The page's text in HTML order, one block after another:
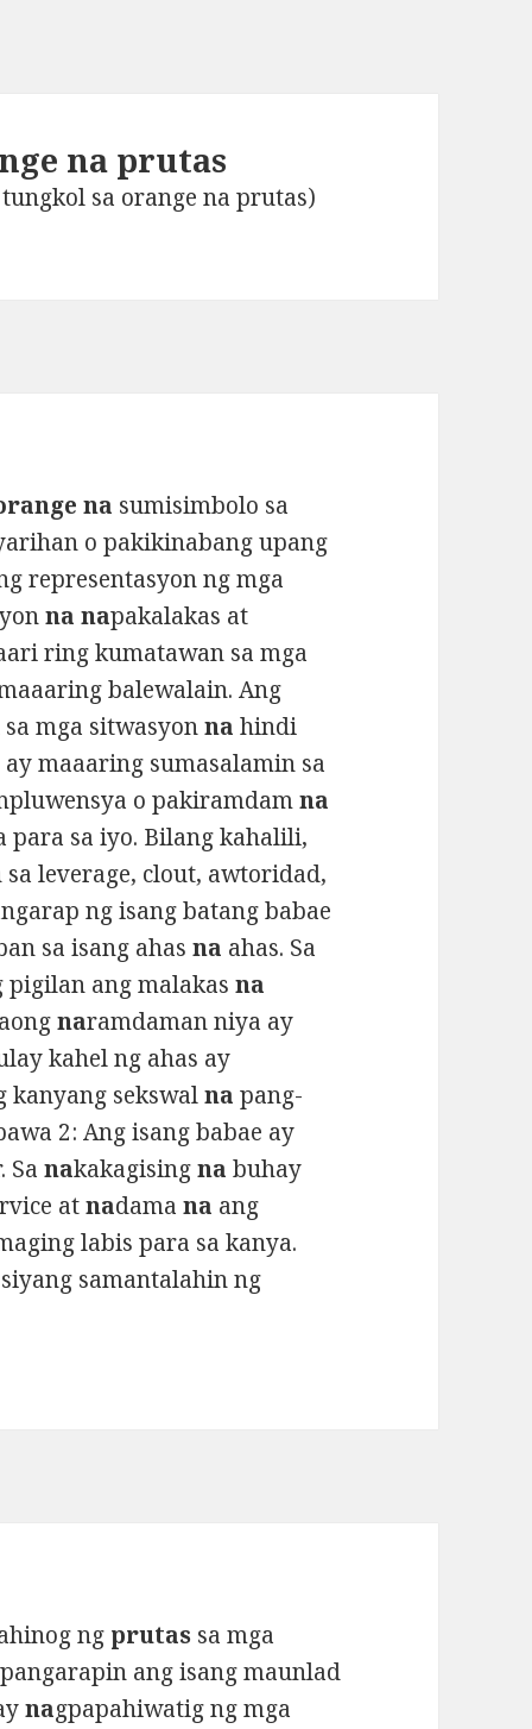
na prutas
sa orange na prutas)
na sumisimbolo sa
o pakikinabang upang
representasyon ng mga
na napakalakas at
ring kumatawan sa mga
balewalain. Ang
mga sitwasyonna hindi
ay maaaring sumasalamin sa
o pakiramdamna
para sa iyo. Bilang kahalili,
leverage, clout, awtoridad,
ng isang batang babae
sa isang ahasna ahas. Sa
pigilan ang malakasna
naramdaman niya ay
kahel ng ahas ay
kanyang sekswalna pang-
2: Ang isang babae ay
Sanakakagisingna buhay
atnadamana ang
labis para sa kanya.
siyang samantalahin ng
ng prutas sa mga
ang isang maunlad
nagpapahiwatig ng mga